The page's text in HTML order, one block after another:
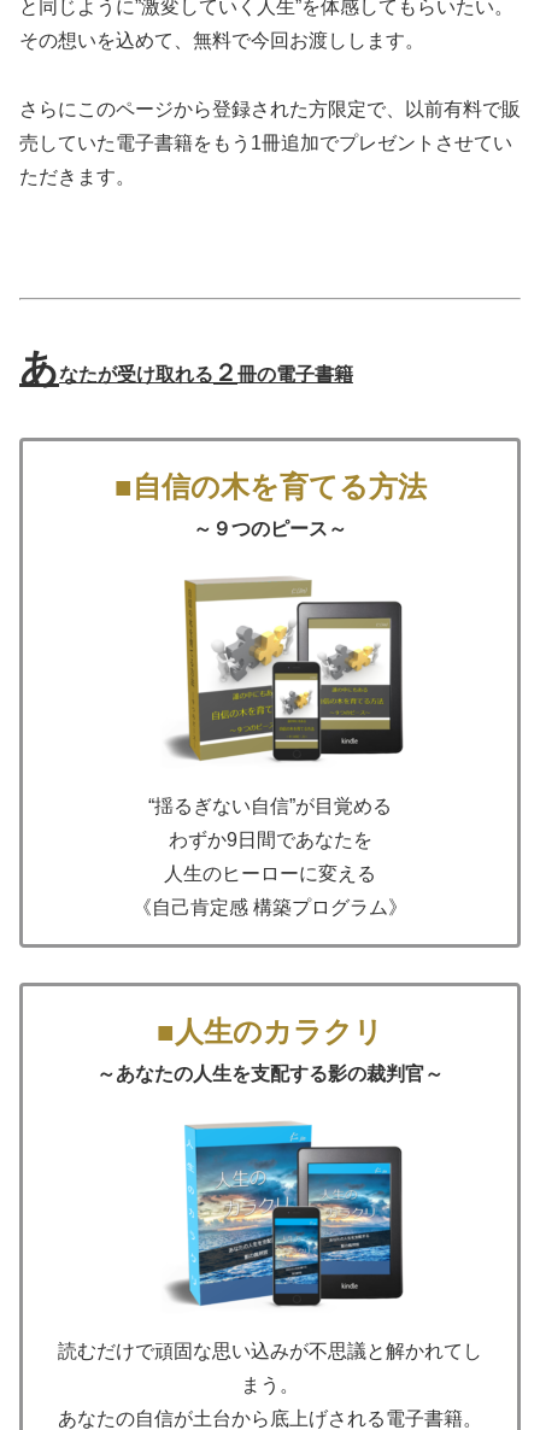
と同じように”激変していく人生”を体感してもらいたい。
その想いを込めて、無料で今回お渡しします。
さらにこのページから登録された方限定で、以前有料で販
売していた電子書籍をもう1冊追加でプレゼントさせてい
ただきます。
あなたが受け取れる ２ 冊の電子書籍
■自信の木を育てる方法
～９つのピース～
“揺るぎない自信”が目覚める
わずか9日間であなたを
人生のヒーローに変える
《自己肯定感 構築プログラム》
■人生のカラクリ
～あなたの人生を支配する影の裁判官～
読むだけで頑固な思い込みが不思議と解かれてし
まう。
あなたの自信が土台から底上げされる電子書籍。